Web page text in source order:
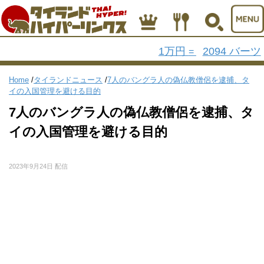
1万円 = 2094 バーツ
Home /タイランドニュース /7人のバングラ人の偽仏教僧侶を逮捕、タ
イの入国管理を避ける目的
7人のバングラ人の偽仏教僧侶を逮捕、タ
イの入国管理を避ける目的
2023年9月24日 配信